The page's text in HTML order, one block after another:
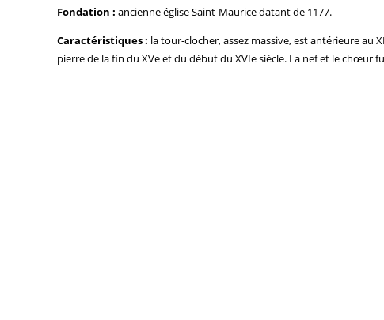
Fondation : ancienne église Saint-Maurice datant de 1177.
Caractéristiques : la tour-clocher, assez massive, est antérieure au
pierre de la fin du XVe et du début du XVIe siècle. La nef et le chœur